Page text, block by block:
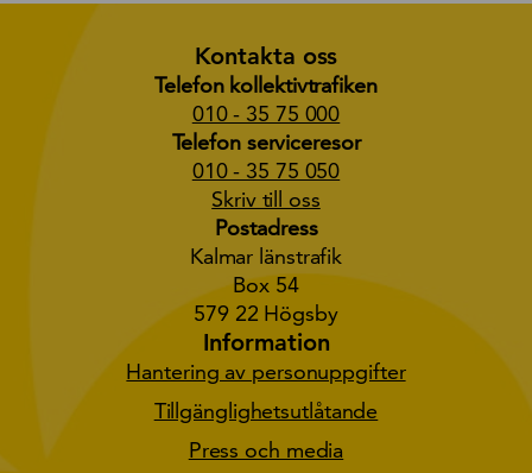
Kontakta oss
Telefon kollektivtrafiken
010 - 35 75 000
Telefon serviceresor
010 - 35 75 050
Skriv till oss
Postadress
Kalmar länstrafik
Box 54
579 22 Högsby
Information
Hantering av personuppgifter
Tillgänglighetsutlåtande
Press och media